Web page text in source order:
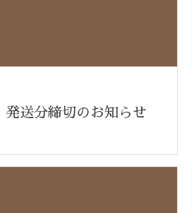
発送分締切のお知らせ